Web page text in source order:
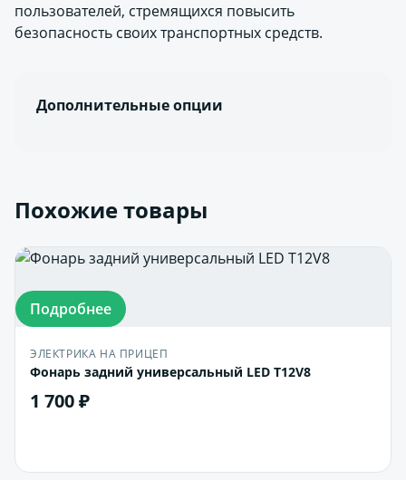
пользователей, стремящихся повысить
безопасность своих транспортных средств.
Дополнительные опции
Похожие товары
Подробнее
ЭЛЕКТРИКА НА ПРИЦЕП
Фонарь задний универсальный LED T12V8
1 700 ₽